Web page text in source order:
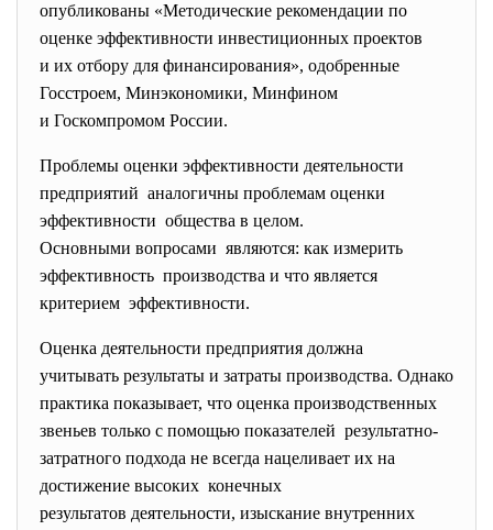
опубликованы «Методические рекомендации по
оценке эффективности инвестиционных проектов
и их отбору для финансирования», одобренные
Госстроем, Минэкономики, Минфином
и Госкомпромом России.
Проблемы оценки эффективности деятельности
предприятий аналогичны проблемам оценки
эффективности общества в целом.
Основными вопросами являются: как измерить
эффективность производства и что является
критерием эффективности.
Оценка деятельности предприятия должна
учитывать результаты и затраты производства. Однако
практика показывает, что оценка производственных
звеньев только с помощью показателей результатно-
затратного подхода не всегда нацеливает их на
достижение высоких конечных
результатов деятельности, изыскание внутренних